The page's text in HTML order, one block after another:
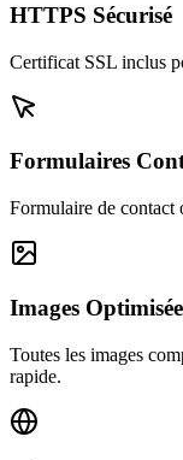
HTTPS Sécurisé
Certificat SSL inclus
Formulaires
Formulaire de contact
Images
Toutes les images
rapide.